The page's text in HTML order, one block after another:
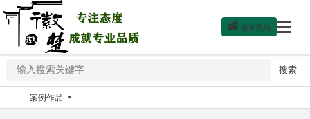
 咨询热线
案例作品 